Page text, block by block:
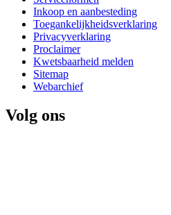
Inkoop en aanbesteding
Toegankelijkheidsverklaring
Privacyverklaring
Proclaimer
Kwetsbaarheid melden
Sitemap
Webarchief
Volg ons